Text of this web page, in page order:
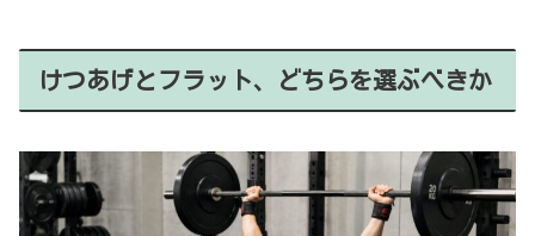
けつあげとフラット、どちらを選ぶべきか